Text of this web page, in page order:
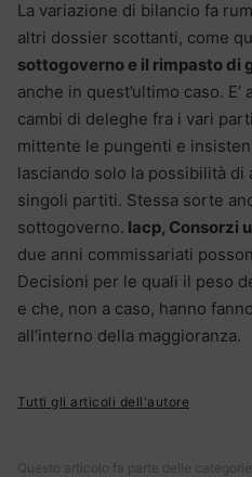
La variazione di bilancio fa
altri dossier scottanti, come
sottogoverno e il rimpasto di
anche in quest’ultimo caso.
cambi di deleghe fra i vari
mittente le pungenti e
lasciando solo la possibilità di
singoli partiti. Stessa sorte
sottogoverno. Iacp, Consorzi
due anni commissariati
Decisioni per le quali il peso
e che, non a caso, hanno
all’interno della maggioranza.
Tutti gli articoli dell'autore
Questo articolo fa parte delle